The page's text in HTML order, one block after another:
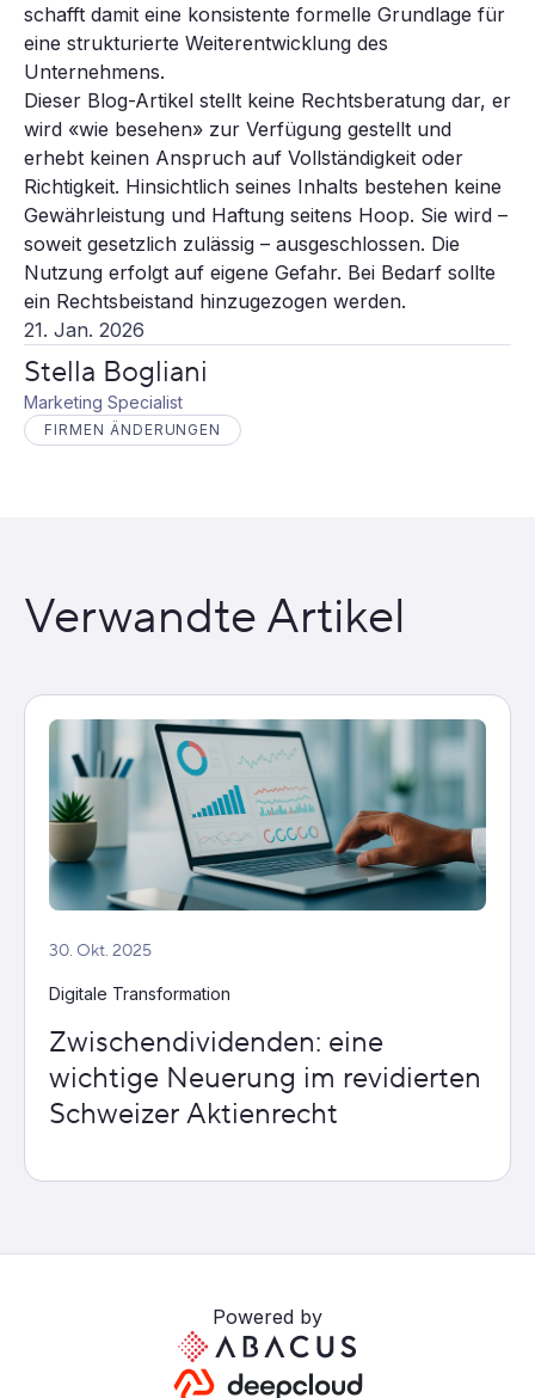
21. Jan. 2026
Stella Bogliani
Marketing Specialist
FIRMEN ÄNDERUNGEN
schafft damit eine konsistente formelle Grundlage für
eine strukturierte Weiterentwicklung des
Unternehmens.
Dieser Blog-Artikel stellt keine Rechtsberatung dar, er
wird «wie besehen» zur Verfügung gestellt und
erhebt keinen Anspruch auf Vollständigkeit oder
Richtigkeit. Hinsichtlich seines Inhalts bestehen keine
Gewährleistung und Haftung seitens Hoop. Sie wird –
soweit gesetzlich zulässig – ausgeschlossen. Die
Nutzung erfolgt auf eigene Gefahr. Bei Bedarf sollte
ein Rechtsbeistand hinzugezogen werden.
Verwandte Artikel
30. Okt. 2025
Digitale Transformation
Zwischendividenden: eine
wichtige Neuerung im revidierten
Schweizer Aktienrecht
Powered by